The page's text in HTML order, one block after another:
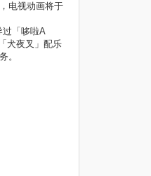
电视动画将于
过「哆啦A
犬夜叉」配乐
。